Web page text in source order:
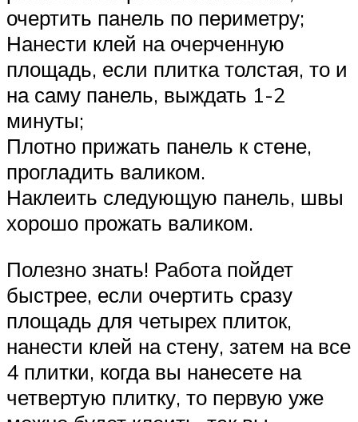
очертить панель по периметру;
Нанести клей на очерченную
площадь, если плитка толстая, то и
на саму панель, выждать 1-2
минуты;
Плотно прижать панель к стене,
прогладить валиком.
Наклеить следующую панель, швы
хорошо прожать валиком.
Полезно знать! Работа пойдет
быстрее, если очертить сразу
площадь для четырех плиток,
нанести клей на стену, затем на все
4 плитки, когда вы нанесете на
четвертую плитку, то первую уже